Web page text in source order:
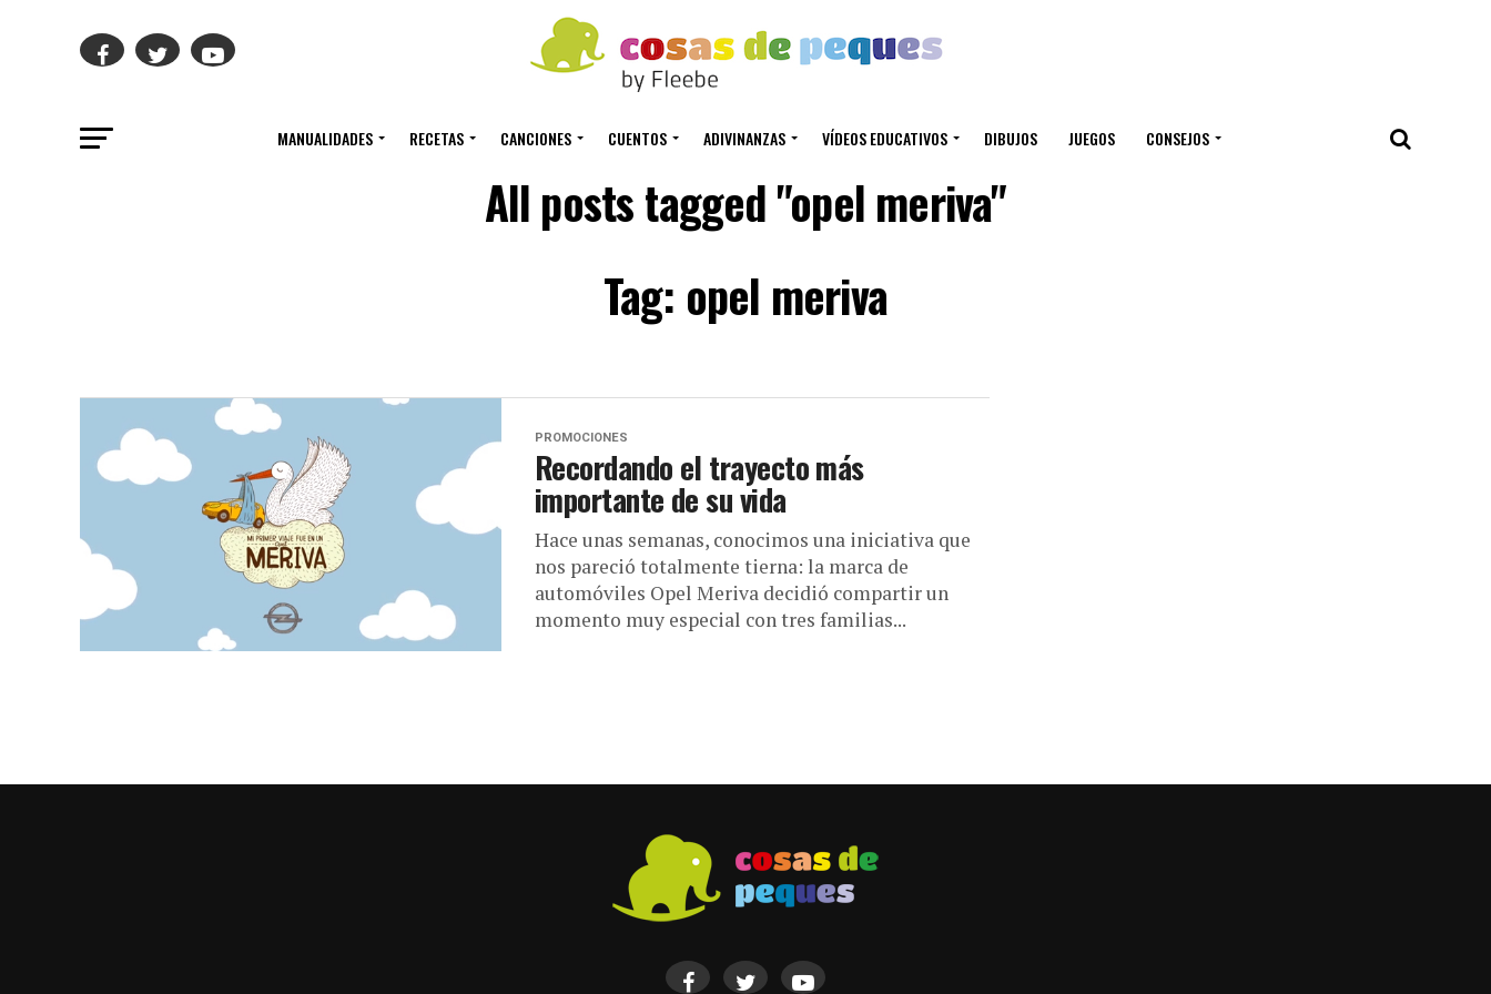
MANUALIDADES RECETAS CANCIONES CUENTOS ADIVINANZAS VÍDEOS EDUCATIVOS DIBUJOS JUEGOS CONSEJOS
All posts tagged "opel meriva"
Tag: opel meriva
PROMOCIONES
Recordando el trayecto más
importante de su vida
Hace unas semanas, conocimos una iniciativa que
nos pareció totalmente tierna: la marca de
automóviles Opel Meriva decidió compartir un
momento muy especial con tres familias...